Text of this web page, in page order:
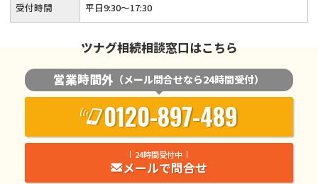
受付時間 平日9:30～17:30
ツナグ相続相談窓口はこちら
営業時間外 （メール問合せなら24時間受付）
0120-897-489
24時間受付中
メールで問合せ